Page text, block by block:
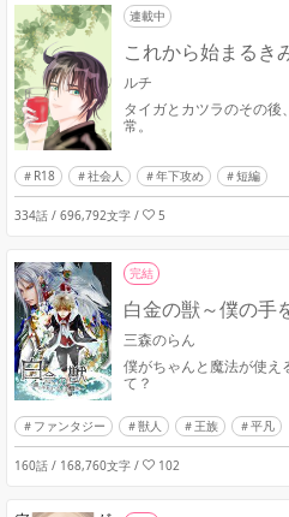
連載中
これから始まるき
ルチ
タイガとカツラのその後
常。
R18 社会人 年下攻め 短編
334話 / 696,792文字 / 5
完結
白金の獣～僕の手
三森のらん
僕がちゃんと魔法が使え
て？
ファンタジー 獣人 王族 平凡
160話 / 168,760文字 / 102